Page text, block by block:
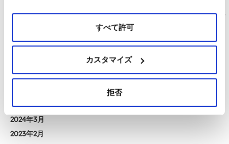
すべて許可
カスタマイズ
拒否
（仮称）佐賀県北部海域洋上風力発電事業に係る「計画段階環境配
慮書」の 送付および縦覧について
イベルドローラ・リニューアブルズ・ジャパン、アカシア・リニュ
ーアブルズの門出
アーカイブ
2024年8月
2024年3月
2023年2月